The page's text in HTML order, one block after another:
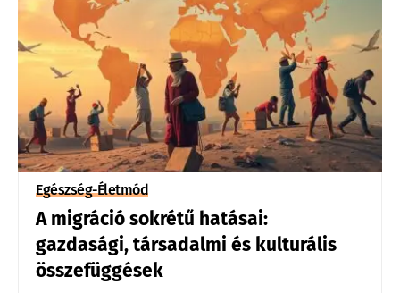
Egészség-Életmód
A migráció sokrétű hatásai:
gazdasági, társadalmi és kulturális
összefüggések